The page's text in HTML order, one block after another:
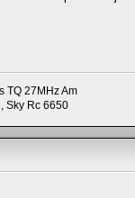
TQ 27MHz Am
Sky Rc 6650